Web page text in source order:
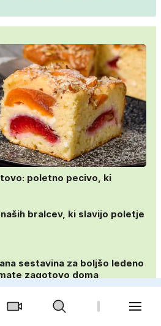
poletno pecivo, ki
bralcev, ki slavijo poletje
sestavina za boljšo ledeno
zagotovo doma
domači kruhki: priprava v